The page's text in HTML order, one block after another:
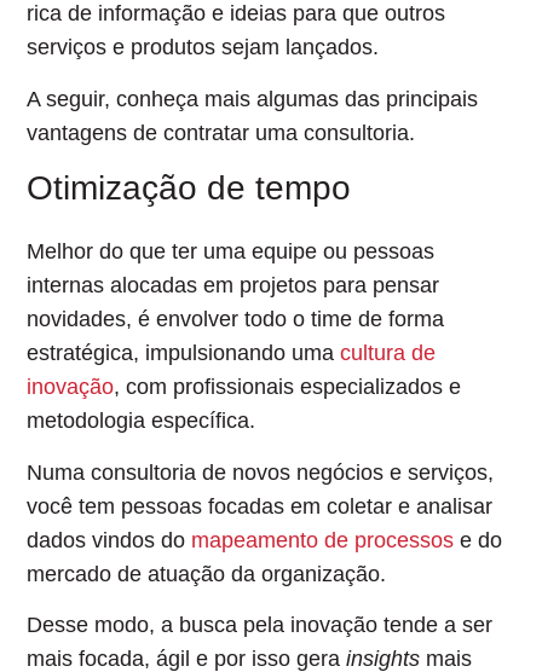
rica de informação e ideias para que outros
serviços e produtos sejam lançados.
A seguir, conheça mais algumas das principais
vantagens de contratar uma consultoria.
Otimização de tempo
Melhor do que ter uma equipe ou pessoas
internas alocadas em projetos para pensar
novidades, é envolver todo o time de forma
estratégica, impulsionando umacultura de
inovação, com profissionais especializados e
metodologia específica.
Numa consultoria de novos negócios e serviços,
você tem pessoas focadas em coletar e analisar
dados vindos do mapeamento de processos e do
mercado de atuação da organização.
Desse modo,a busca pela inovação tende a ser
mais focada, ágile por isso gerainsights mais